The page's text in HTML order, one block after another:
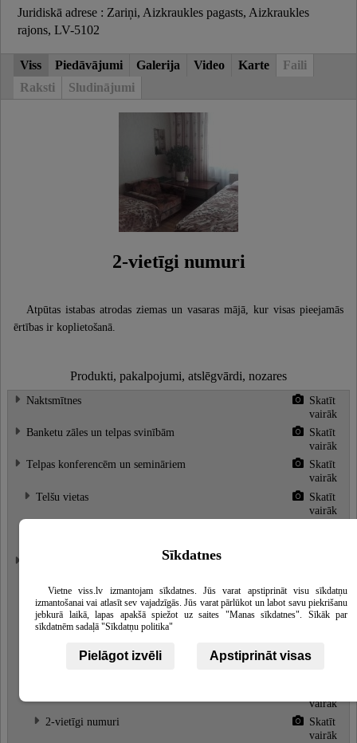
Juridiskā adrese : Zariņi, Aizkraukles pagasts, Aizkraukles
rajons, LV-5102
Viss Piedāvājumi Galerija Video Karte
Faili
Raksti
Sludinājumi
2-vietīgi numuri
Atpūtas istabas atrodas ziemas un vasaras mājā, kur visas pieejamās
ērtības ir koplietošanā.
Produkti, pakalpojumi, atslēgvārdi, nozares
Naktsmītnes
Skatīt
vairāk
Banketu zāles un telpas svinībām
Skatīt
vairāk
Telpas konferencēm un semināriem
Skatīt
vairāk
Telšu vietas
Skatīt
vairāk
Saunas
Skatīt
vairāk
Baseini
Viesu mājas
Skatīt
vairāk
2-vietīgi numuri
Skatīt
vairāk
Sīkdatnes
Vietne viss.lv izmantojam sīkdatnes. Jūs varat apstiprināt visu sīkdatņu
izmantošanai vai atlasīt sev vajadzīgās. Jūs varat pārlūkot un labot savu piekrišanu
jebkurā laikā, lapas apakšā spiežot uz saites "Manas sīkdatnes". Sīkāk par
sīkdatnēm sadaļā "Sīkdatņu politika"
Pielāgot izvēli Apstiprināt visas